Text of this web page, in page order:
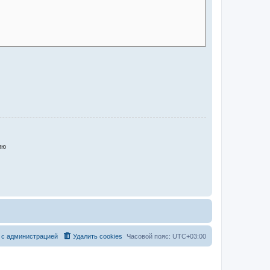
Часовой пояс: UTC+03:00
Удалить cookies
администрацией